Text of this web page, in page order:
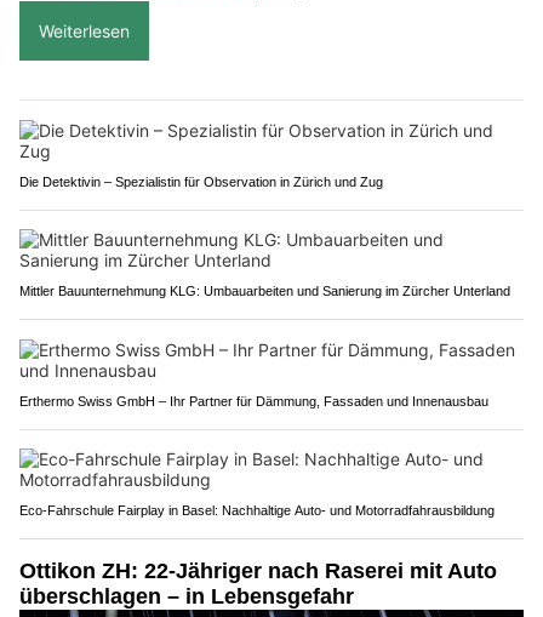
Weiterlesen
Die Detektivin – Spezialistin für Observation in Zürich und Zug
Mittler Bauunternehmung KLG: Umbauarbeiten und Sanierung im Zürcher Unterland
Erthermo Swiss GmbH – Ihr Partner für Dämmung, Fassaden und Innenausbau
Eco-Fahrschule Fairplay in Basel: Nachhaltige Auto- und Motorradfahrausbildung
Ottikon ZH: 22-Jähriger nach Raserei mit Auto
überschlagen – in Lebensgefahr